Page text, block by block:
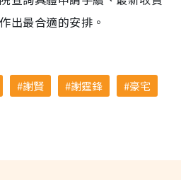
出最合適的安排。
謝賢 謝霆鋒
豪宅